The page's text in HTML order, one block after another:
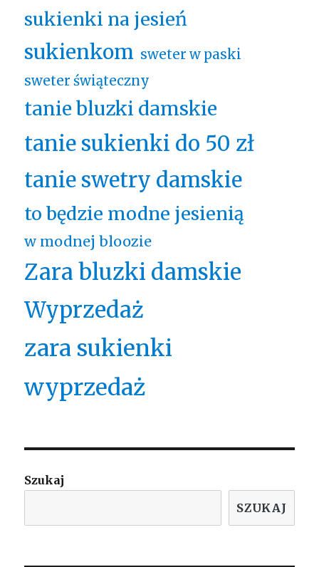
sukienki na jesień
sukienkom sweter w paski
sweter świąteczny
tanie bluzki damskie
tanie sukienki do 50 zł
tanie swetry damskie
to będzie modne jesienią
w modnej bloozie
Zara bluzki damskie
Wyprzedaż
zara sukienki
wyprzedaż
Szukaj
SZUKAJ